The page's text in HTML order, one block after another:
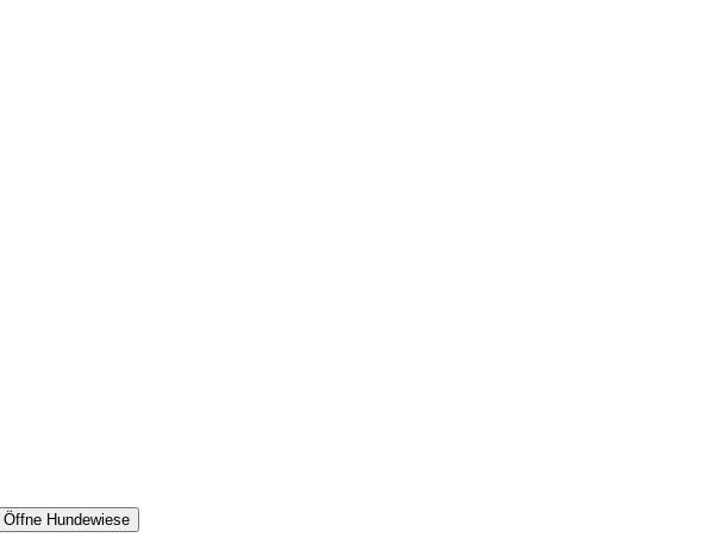
Öffne Hundewiese